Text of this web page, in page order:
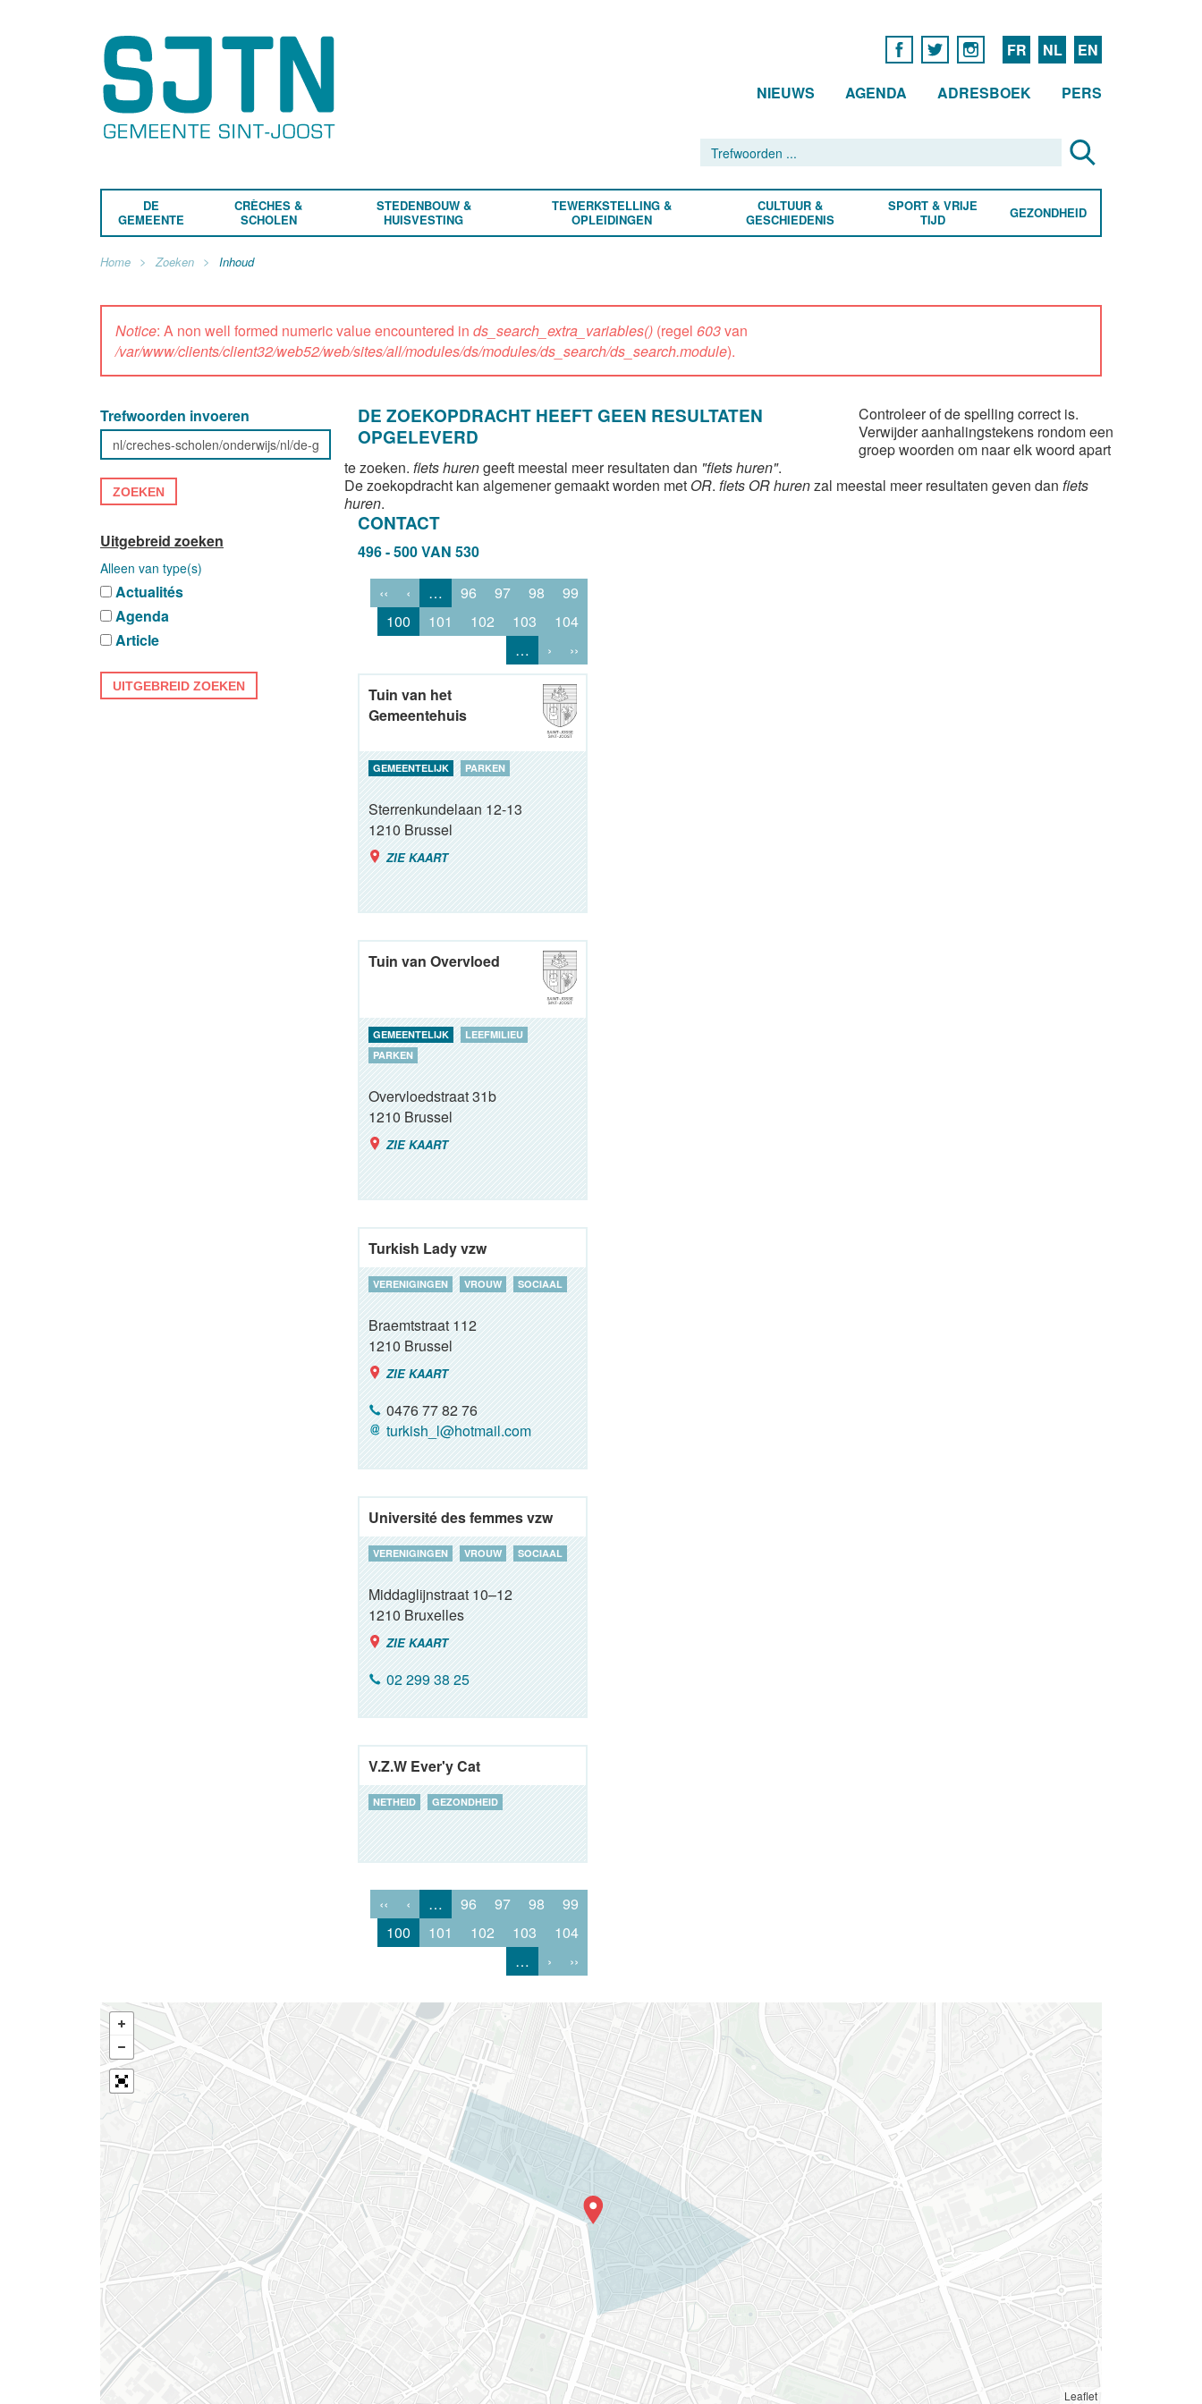
FR NL EN
NIEUWS AGENDA ADRESBOEK PERS
DE
GEMEENTE
CRÈCHES &
SCHOLEN
STEDENBOUW &
HUISVESTING
TEWERKSTELLING &
OPLEIDINGEN
CULTUUR &
GESCHIEDENIS
SPORT & VRIJE
TIJD
GEZONDHEID
Home Zoeken Inhoud
Notice: A non well formed numeric value encountered in ds_search_extra_variables() (regel 603van
/var/www/clients/client32/web52/web/sites/all/modules/ds/modules/ds_search/ds_search.module).
Trefwoorden invoeren
ZOEKEN
Uitgebreid zoeken
Alleen van type(s)
Actualités
Agenda
Article
UITGEBREID ZOEKEN
DE ZOEKOPDRACHT HEEFT GEEN RESULTATEN
OPGELEVERD
Controleer of de spelling correct is.
Verwijder aanhalingstekens rondom een
groep woorden om naar elk woord apart
te zoeken. fiets hurengeeft meestal meer resultaten dan "fiets huren".
De zoekopdracht kan algemener gemaakt worden met OR. fiets OR hurenzal meestal meer resultaten geven dan fiets
huren.
CONTACT
496 - 500 VAN 530
‹‹
‹ … 96 97 98
99
100
101 102 103
104
…
› ››
Tuin van het
Gemeentehuis
GEMEENTELIJK PARKEN
Sterrenkundelaan 12-13
1210Brussel
ZIE KAART
Tuin van Overvloed
GEMEENTELIJK
LEEFMILIEU
PARKEN
Overvloedstraat 31b
1210Brussel
ZIE KAART
Turkish Lady vzw
VERENIGINGEN VROUW SOCIAAL
Braemtstraat 112
1210Brussel
ZIE KAART
0476 77 82 76
turkish_l@hotmail.com
Université des femmes vzw
VERENIGINGEN VROUW SOCIAAL
Middaglijnstraat 10–12
1210Bruxelles
ZIE KAART
02 299 38 25
V.Z.W Ever'y Cat
NETHEID GEZONDHEID
‹‹ ‹ … 96 97 98
99
100
101 102 103
104
…
› ››
Leaflet